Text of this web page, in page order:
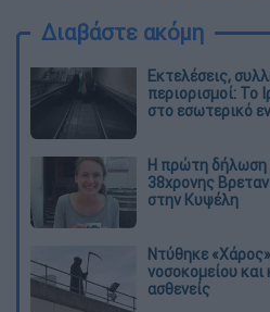
Διαβάστε ακόμη
Εκτελέσεις,
περιορισμοί: Το
στο εσωτερικό
Η πρώτη δήλωση
38χρονης
στην Κυψέλη
Ντύθηκε
νοσοκομείου
ασθενείς